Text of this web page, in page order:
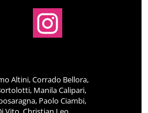
Altini, Corrado Bellora,
Manila Calipari,
Paolo Ciambi,